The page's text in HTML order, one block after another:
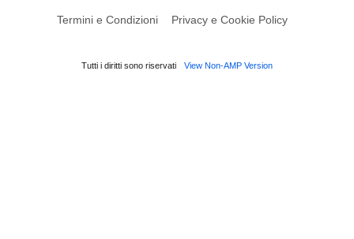
Termini e Condizioni Privacy e Cookie Policy
Tutti i diritti sono riservati View Non-AMP Version